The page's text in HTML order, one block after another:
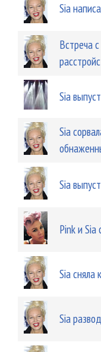
Sia
Встреча
Sia
Sia
Sia
Pink и Sia
Sia сняла
Sia